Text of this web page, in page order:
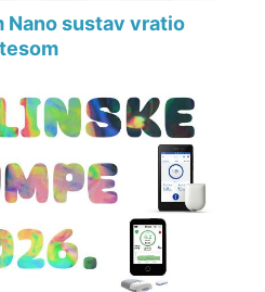
Nano sustav vratio